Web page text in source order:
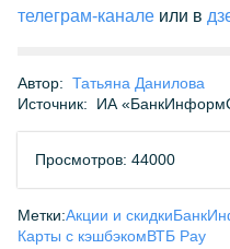
телеграм-канале или в
Автор: Татьяна Данилова
Источник:
ИА
Просмотров: 44000
Метки:Акции и скидки
Карты с кэшбэкомВТБ Pay